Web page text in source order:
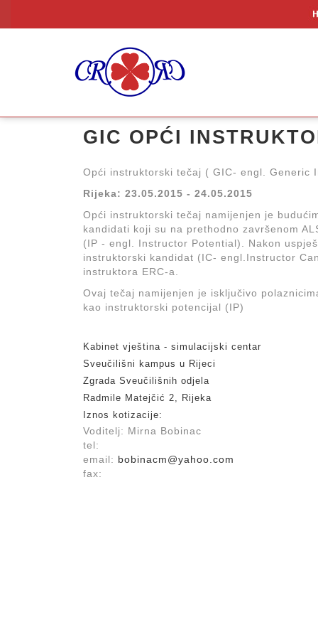
GIC OPĆI
Opći instruktorski tečaj ( GIC- engl. Generic
Rijeka: 23.05.2015 - 24.05.2015
Opći instruktorski tečaj namijenjen je
kandidati koji su na prethodno završenom
(IP - engl. Instructor Potential). Nakon
instruktorski kandidat (IC- engl.Instructor
instruktora ERC-a.
Ovaj tečaj namijenjen je isključivo
kao instruktorski potencijal (IP)
Kabinet vještina - simulacijski centar
Sveučilišni kampus u Rijeci
Zgrada Sveučilišnih odjela
Radmile Matejčić 2, Rijeka
Iznos kotizacije:
Voditelj: Mirna Bobinac
tel:
email: bobinacm@yahoo.com
fax: